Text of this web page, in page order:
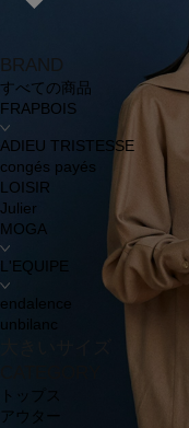
BRAND
すべての商品
FRAPBOIS
ADIEU TRISTESSE
congés payés
LOISIR
Julier
MOGA
L'EQUIPE
endalence
unbilanc
トップス
アウター